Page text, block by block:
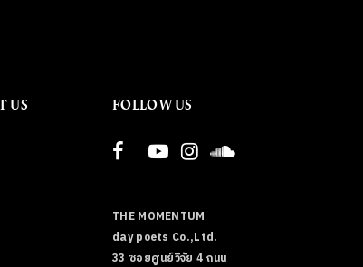
US FOLLOW US
THE MOMENTUM
day poets Co.,Ltd.
33 ซอยศูนย์วิจัย 4 ถนน